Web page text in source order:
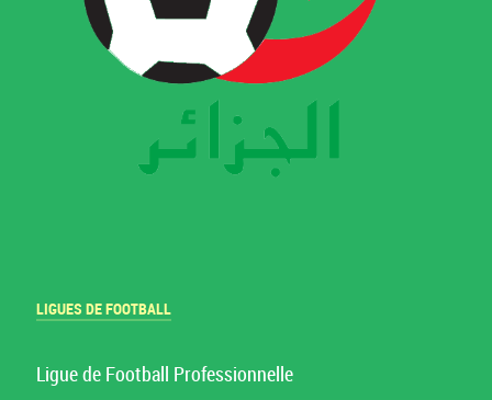
LIGUES DE FOOTBALL
Ligue de Football Professionnelle